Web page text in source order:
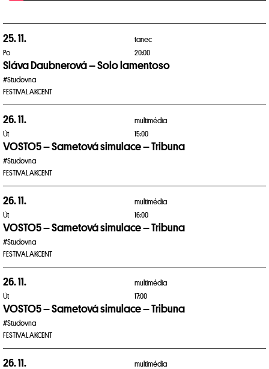
25. 11.
Po
tanec
20:00
Sláva Daubnerová – Solo lamentoso
#Studovna
FESTIVAL AKCENT
26. 11.
Út
multimédia
15:00
VOSTO5 – Sametová simulace – Tribuna
#Studovna
FESTIVAL AKCENT
26. 11.
Út
multimédia
16:00
VOSTO5 – Sametová simulace – Tribuna
#Studovna
FESTIVAL AKCENT
26. 11.
Út
multimédia
17:00
VOSTO5 – Sametová simulace – Tribuna
#Studovna
FESTIVAL AKCENT
26. 11.
multimédia